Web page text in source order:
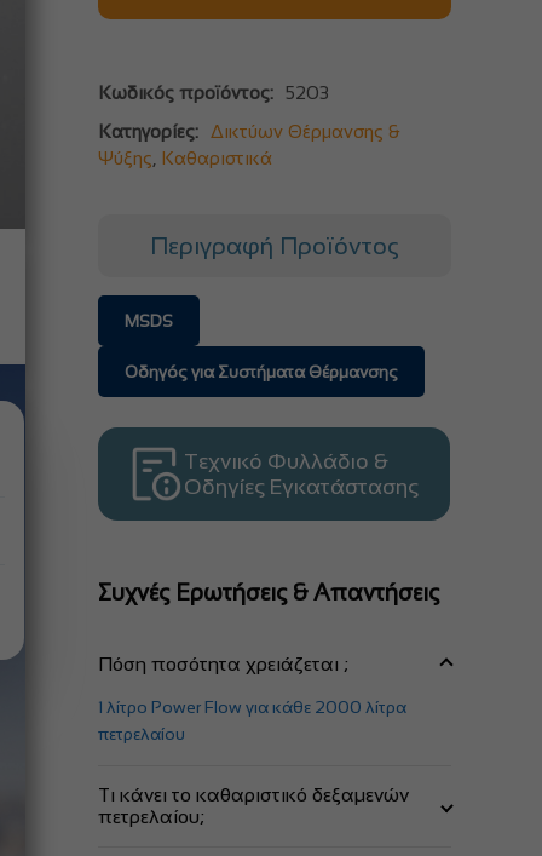
Κωδικός προϊόντος:
5203
Κατηγορίες:
Δικτύων Θέρμανσης &
Ψύξης Καθαριστικά
Περιγραφή Προϊόντος
MSDS
Οδηγός για Συστήματα Θέρμανσης
Τεχνικό Φυλλάδιο &
Οδηγίες Εγκατάστασης
Συχνές Ερωτήσεις & Απαντήσεις
Πόση ποσότητα χρειάζεται ;
1 λίτρο Power Flow για κάθε 2000 λίτρα
πετρελαίου
Τι κάνει το καθαριστικό δεξαμενών
πετρελαίου;